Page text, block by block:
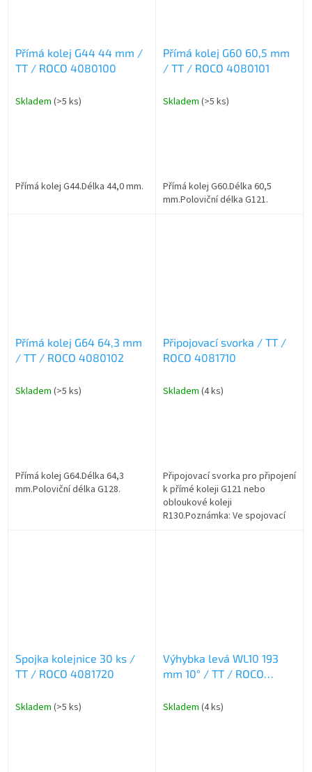
Přímá kolej G44 44 mm /
TT / ROCO 4080100
Skladem (>5 ks)
Přímá kolej G44.Délka 44,0 mm.
Přímá kolej G60 60,5 mm
/ TT / ROCO 4080101
Skladem (>5 ks)
Přímá kolej G60.Délka 60,5
mm.Poloviční délka G121.
Přímá kolej G64 64,3 mm
/ TT / ROCO 4080102
Skladem (>5 ks)
Přímá kolej G64.Délka 64,3
mm.Poloviční délka G128.
Připojovací svorka / TT /
ROCO 4081710
Skladem (4 ks)
Připojovací svorka pro připojení
k přímé koleji G121 nebo
obloukové koleji
R130.Poznámka: Ve spojovací
Spojka kolejnice 30 ks /
TT / ROCO 4081720
Skladem (>5 ks)
Výhybka levá WL10 193
mm 10° / TT / ROCO
Skladem (4 ks)